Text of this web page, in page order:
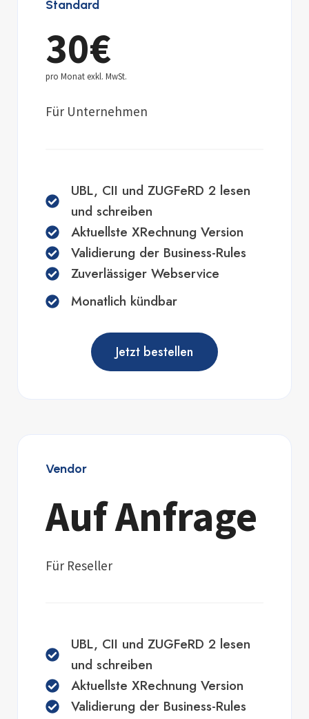
Standard
30€
pro Monat exkl. MwSt.
Für Unternehmen
UBL, CII und ZUGFeRD 2 lesen
und schreiben
Aktuellste XRechnung Version
Validierung der Business-Rules
Zuverlässiger Webservice
Monatlich kündbar
Jetzt bestellen
Vendor
Auf Anfrage
Für Reseller
UBL, CII und ZUGFeRD 2 lesen
und schreiben
Aktuellste XRechnung Version
Validierung der Business-Rules